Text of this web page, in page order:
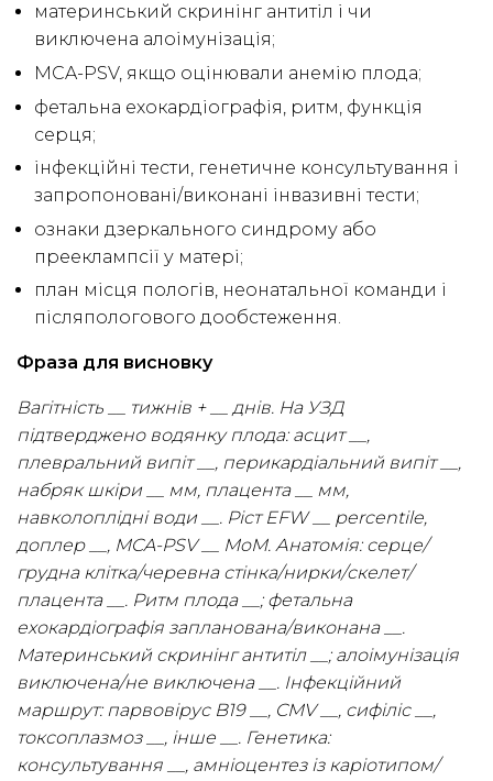
материнський скринінг антитіл і чи
виключена алоімунізація;
MCA-PSV, якщо оцінювали анемію плода;
фетальна ехокардіографія, ритм, функція
серця;
інфекційні тести, генетичне консультування і
запропоновані/виконані інвазивні тести;
ознаки дзеркального синдрому або
прееклампсії у матері;
план місця пологів, неонатальної команди і
післяпологового дообстеження.
Фраза для висновку
Вагітність __ тижнів + __ днів. На УЗД
підтверджено водянку плода: асцит __,
плевральний випіт __, перикардіальний випіт __,
набряк шкіри __ мм, плацента __ мм,
навколоплідні води __. Ріст EFW __ percentile,
доплер __, MCA-PSV __ MoM. Анатомія: серце/
грудна клітка/черевна стінка/нирки/скелет/
плацента __. Ритм плода __; фетальна
ехокардіографія запланована/виконана __.
Материнський скринінг антитіл __; алоімунізація
виключена/не виключена __. Інфекційний
маршрут: парвовірус B19 __, CMV __, сифіліс __,
токсоплазмоз __, інше __. Генетика:
консультування __, амніоцентез із каріотипом/